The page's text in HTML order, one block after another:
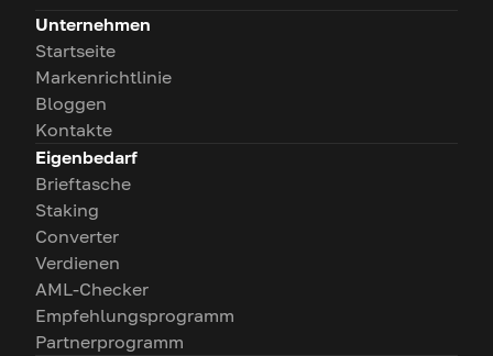
Unternehmen
Startseite
Markenrichtlinie
Bloggen
Kontakte
Eigenbedarf
Brieftasche
Staking
Converter
Verdienen
AML-Checker
Empfehlungsprogramm
Partnerprogramm